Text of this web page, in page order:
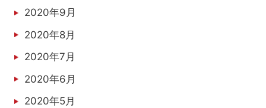
2020年9月
2020年8月
2020年7月
2020年6月
2020年5月